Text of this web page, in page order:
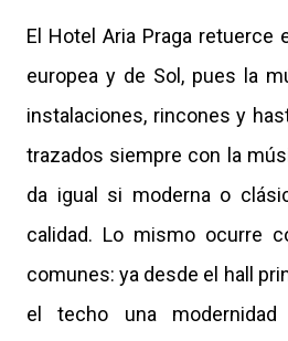
El Hotel Aria Praga retuerce
europea y de Sol, pues la
instalaciones, rincones y
trazados siempre con la
da igual si moderna o
calidad. Lo mismo ocurre
comunes: ya desde el hall
el techo una